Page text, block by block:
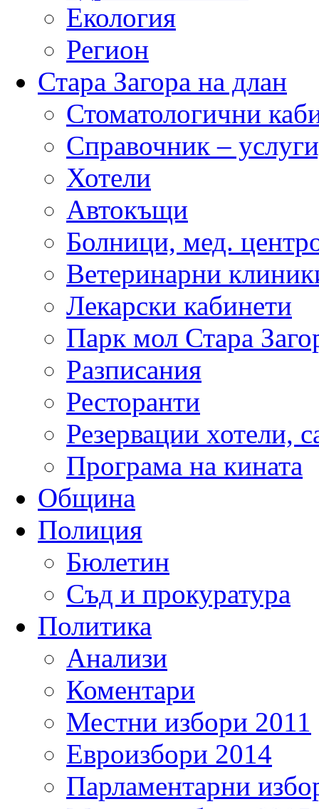
Екология
Регион
Стара Загора на длан
Стоматологични
Справочник –
Хотели
Автокъщи
Болници, мед.
Ветеринарни
Лекарски кабинети
Парк мол Стара
Разписания
Ресторанти
Резервации хотели,
Програма на кината
Община
Полиция
Бюлетин
Съд и прокуратура
Политика
Анализи
Коментари
Местни избори 2011
Евроизбори 2014
Парламентарни